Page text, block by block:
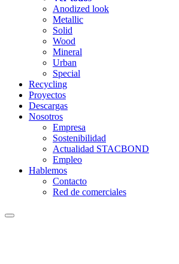
Anodized look
Metallic
Solid
Wood
Mineral
Urban
Special
Recycling
Proyectos
Descargas
Nosotros
Empresa
Sostenibilidad
Actualidad STACBOND
Empleo
Hablemos
Contacto
Red de comerciales